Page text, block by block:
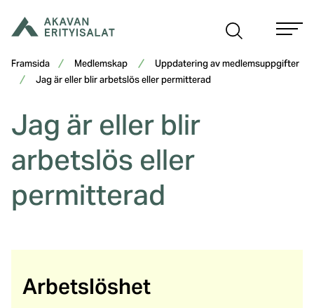
Framsida Medlemskap
Uppdatering av medlemsuppgifter
Jag är eller blir arbetslös eller permitterad
Jag är eller blir
arbetslös eller
permitterad
Arbetslöshet